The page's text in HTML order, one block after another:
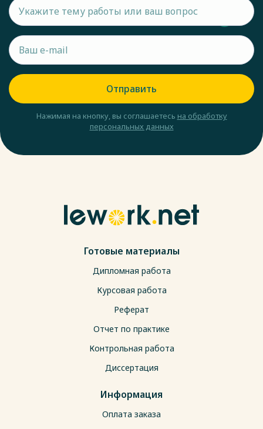
Отправить
Нажимая на кнопку, вы соглашаетесь на обработку
персональных данных
Готовые материалы
Дипломная работа
Курсовая работа
Реферат
Отчет по практике
Контрольная работа
Диссертация
Информация
Оплата заказа